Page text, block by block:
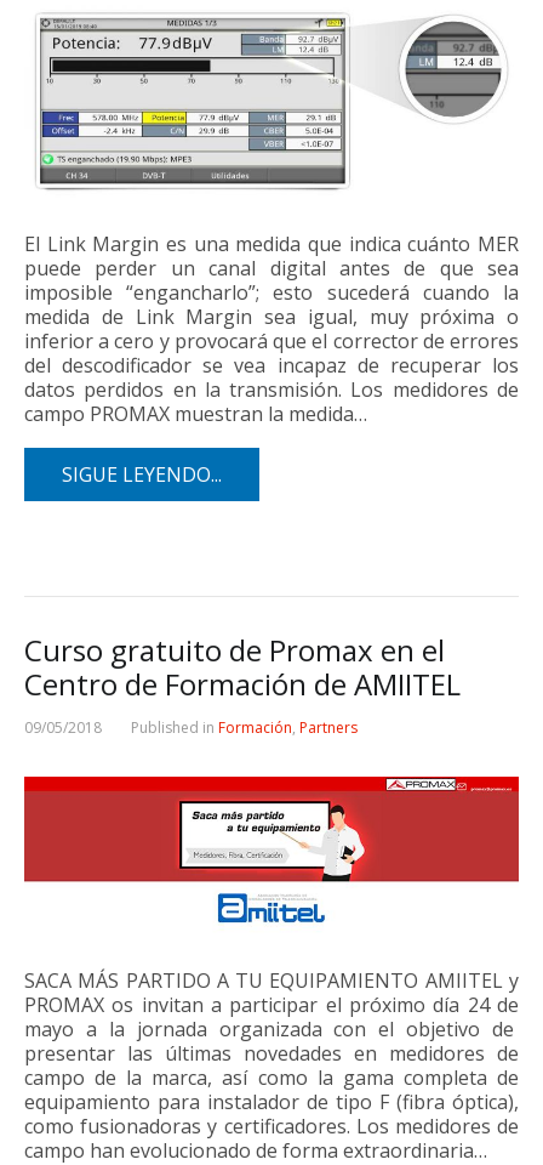
El Link Margin es una medida que indica cuánto MER
puede perder un canal digital antes de que sea
imposible “engancharlo”; esto sucederá cuando la
medida de Link Margin sea igual, muy próxima o
inferior a cero y provocará que el corrector de errores
del descodificador se vea incapaz de recuperar los
datos perdidos en la transmisión. Los medidores de
campo PROMAX muestran la medida…
SIGUE LEYENDO...
Curso gratuito de Promax en el
Centro de Formación de AMIITEL
09/05/2018 Published in Formación, Partners
SACA MÁS PARTIDO A TU EQUIPAMIENTO AMIITEL y
PROMAX os invitan a participar el próximo día 24 de
mayo a la jornada organizada con el objetivo de
presentar las últimas novedades en medidores de
campo de la marca, así como la gama completa de
equipamiento para instalador de tipo F (fibra óptica),
como fusionadoras y certificadores. Los medidores de
campo han evolucionado de forma extraordinaria…